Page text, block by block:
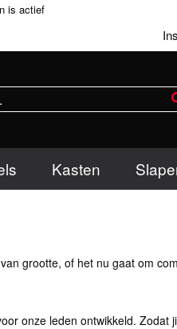
is actief
Kasten
grootte, of het nu gaat om
onze leden ontwikkeld. Zodat